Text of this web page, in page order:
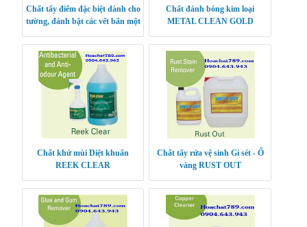
Chất tẩy điểm đặc biệt dành cho
tường, đánh bật các vết bẩn một
chất tẩy
Chất đánh bóng kim loại
METAL CLEAN GOLD
Chất khử mùi Diệt khuẩn
REEK CLEAR
Chất tẩy rửa vệ sinh Gỉ sét - Ố
vàng RUST OUT